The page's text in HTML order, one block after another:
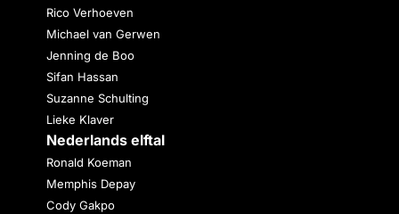
Rico Verhoeven
Michael van Gerwen
Jenning de Boo
Sifan Hassan
Suzanne Schulting
Lieke Klaver
Nederlands elftal
Ronald Koeman
Memphis Depay
Cody Gakpo